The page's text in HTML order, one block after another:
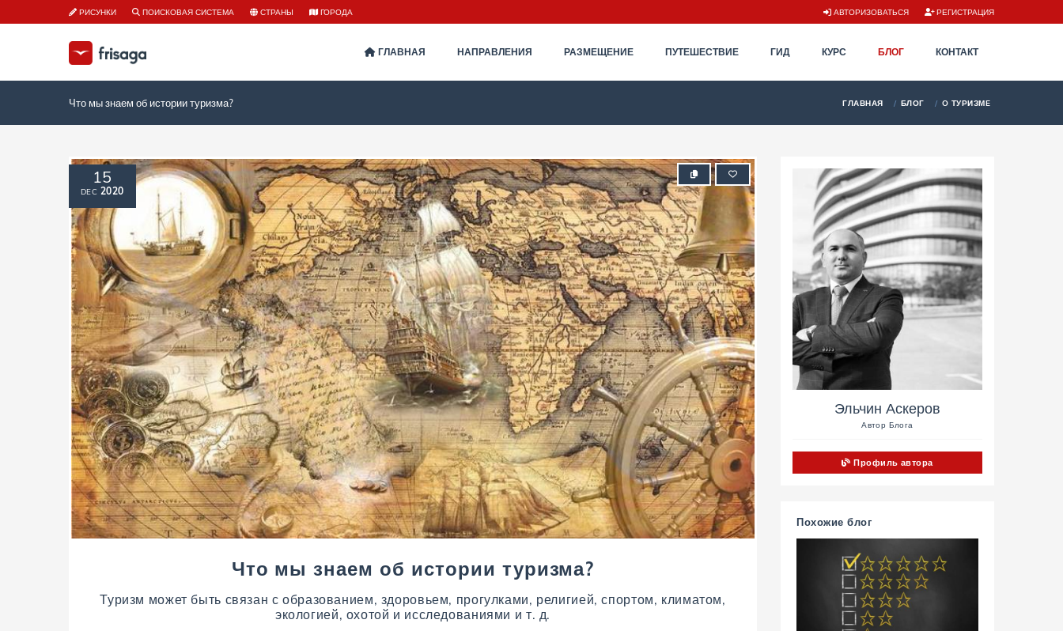
РИСУНКИ ПОИСКОВАЯ СИСТЕМА СТРАНЫ ГОРОДА АВТОРИЗОВАТЬСЯ РЕГИСТРАЦИЯ
ГЛАВНАЯ НАПРАВЛЕНИЯ РАЗМЕЩЕНИЕ ПУТЕШЕСТВИЕ ГИД КУРС БЛОГ КОНТАКТ
Что мы знаем об истории туризма? ГЛАВНАЯ БЛОГ O ТУРИЗМE
Что мы знаем об истории туризма?
Туризм может быть связан с образованием, здоровьем, прогулками, религией, спортом, климатом,
экологией, охотой и исследованиями и т. д.
15
DEC 2020
Эльчин Аскеров
Автор Блога
Профиль автора
Похожие блог